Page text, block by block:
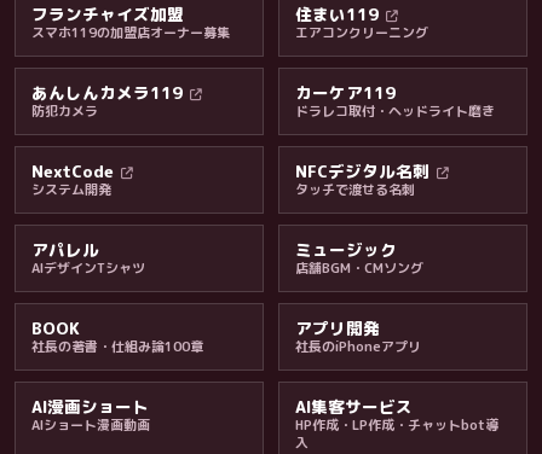
料金・保証・ご案内
フランチャイズ加盟
スマホ119の加盟店オーナー募集
住まい119
エアコンクリーニング
あんしんカメラ119
防犯カメラ
カーケア119
ドラレコ取付・ヘッドライト磨き
NextCode
システム開発
NFCデジタル名刺
タッチで渡せる名刺
アパレル
AIデザインTシャツ
ミュージック
店舗BGM・CMソング
BOOK
社長の著書・仕組み論100章
アプリ開発
社長のiPhoneアプリ
AI漫画ショート
AIショート漫画動画
AI集客サービス
HP作成・LP作成・チャットbot導
入